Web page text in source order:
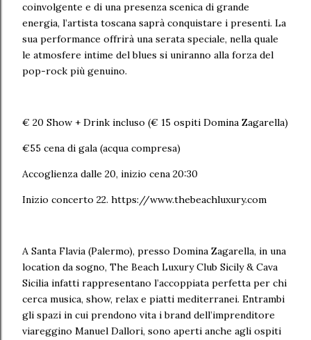
coinvolgente e di una presenza scenica di grande
energia, l’artista toscana saprà conquistare i presenti. La
sua performance offrirà una serata speciale, nella quale
le atmosfere intime del blues si uniranno alla forza del
pop-rock più genuino.
€ 20 Show + Drink incluso (€ 15 ospiti Domina Zagarella)
€55 cena di gala (acqua compresa)
Accoglienza dalle 20, inizio cena 20:30
Inizio concerto 22. https://www.thebeachluxury.com
A Santa Flavia (Palermo), presso Domina Zagarella, in una
location da sogno, The Beach Luxury Club Sicily & Cava
Sicilia infatti rappresentano l’accoppiata perfetta per chi
cerca musica, show, relax e piatti mediterranei. Entrambi
gli spazi in cui prendono vita i brand dell’imprenditore
viareggino Manuel Dallori, sono aperti anche agli ospiti